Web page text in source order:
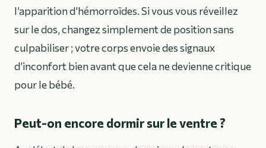
l’apparition d’hémorroïdes. Si vous vous réveillez
sur le dos, changez simplement de position sans
culpabiliser ; votre corps envoie des signaux
d’inconfort bien avant que cela ne devienne critique
pour le bébé.
Peut-on encore dormir sur le ventre ?